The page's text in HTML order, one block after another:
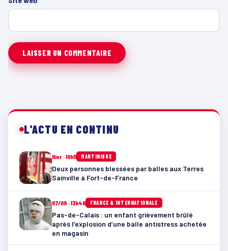
L'ACTU EN CONTINU
Hier · 10h11 MARTINIQUE
Deux personnes blessées par balles aux Terres
Sainville à Fort-de-France
07/08 · 13h46 FRANCE & INTERNATIONALE
Pas-de-Calais : un enfant grièvement brûlé
après l’explosion d’une balle antistress achetée
en magasin